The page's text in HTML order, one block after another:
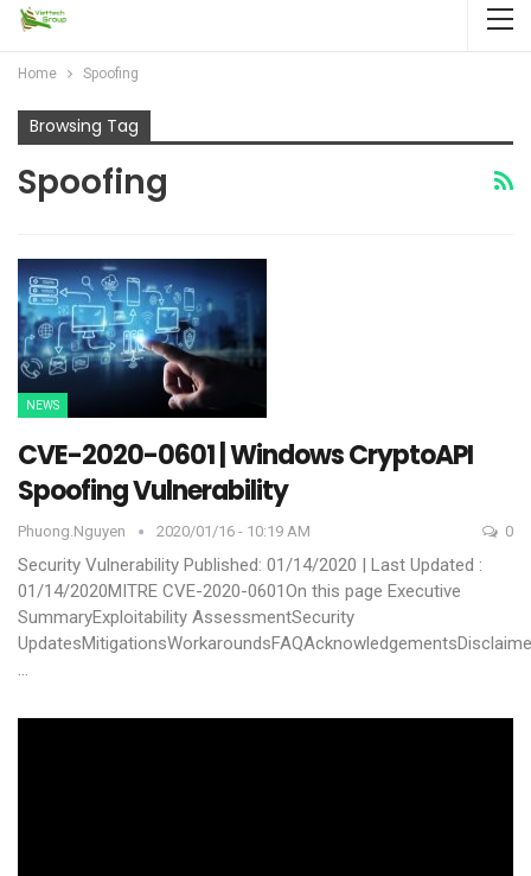
Home Spoofing
Browsing Tag
Spoofing
NEWS
CVE-2020-0601 | Windows CryptoAPI
Spoofing Vulnerability
Phuong.nguyen 2020/01/16 - 10:19 AM 0
Security Vulnerability Published: 01/14/2020 | Last Updated :
01/14/2020MITRE CVE-2020-0601On this page Executive
SummaryExploitability AssessmentSecurity
…